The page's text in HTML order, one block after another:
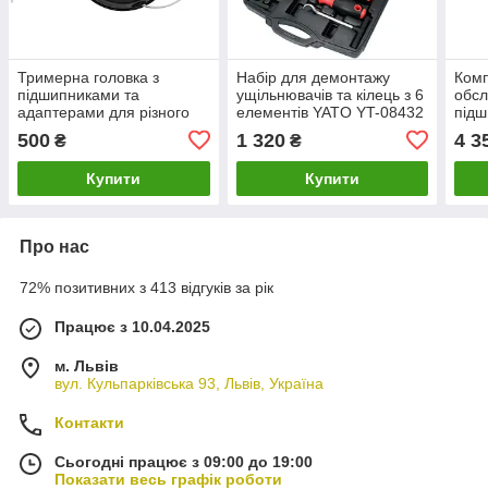
Тримерна головка з
підшипниками та
адаптерами для різного
діаметру штанги YATO YT-
85121
500 ₴
Купити
Набір для демонтажу
ущільнювачів та кілець з 6
елементів YATO YT-08432
1 320₴
Купити
4
Про нас
72% позитивних з 413 відгуків за рік
Працює з 10.04.2025
м. Львів
вул. Кульпарківська 93, Львів, Україна
Контакти
Сьогодні працює з 09:00 до 19:00
Показати весь графік роботи